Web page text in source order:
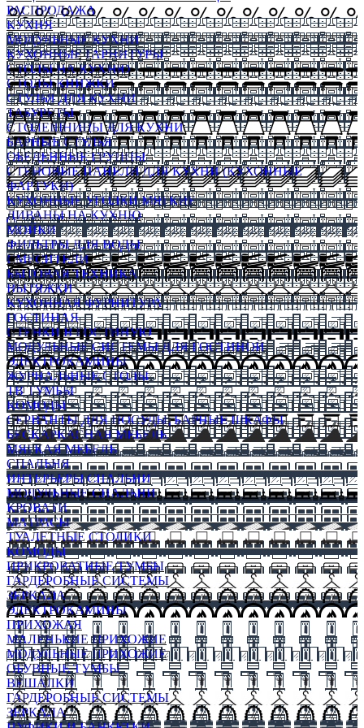
РАСПРОДАЖА
КУХНЯ
МОДУЛЬНЫЕ КУХНИ
КУХОННЫЕ ГАРНИТУРЫ
СТОЛЫ НА КУХНЮ
СТОЛЫ КНИЖКИ
СТУЛЬЯ ДЛЯ КУХНИ
ТАБУРЕТЫ
СТОЛЕШНИЦЫ ДЛЯ КУХНИ
БАРНЫЕ СТУЛЬЯ
ОБЕДЕННЫЕ ГРУППЫ
СТЕНОВЫЕ ПАНЕЛИ ДЛЯ КУХНИ (КУХОННЫЕ
ФАРТУКИ)
КУХОННЫЕ УГОЛКИ МЯГКИЕ
ДИВАНЫ НА КУХНЮ
МОЙКИ
ФИЛЬТРЫ ДЛЯ ВОДЫ
СМЕСИТЕЛИ
БЫТОВАЯ ТЕХНИКА
ВЫТЯЖКИ
КУХОННАЯ ФУРНИТУРА
ГОСТИНАЯ
СТЕНКИ В ГОСТИНУЮ
МОДУЛЬНЫЕ СИСТЕМЫ ДЛЯ ГОСТИНОЙ
ЭЛЕКТРОКАМИНЫ
ЖУРНАЛЬНЫЕ СТОЛЫ
ТВ ТУМБЫ
КОМОДЫ
СЕРВАНТЫ ДЛЯ ПОСУДЫ, БАРНЫЕ ШКАФЫ
БЕСКАРКАСНАЯ МЕБЕЛЬ
МЯГКАЯ МЕБЕЛЬ
СПАЛЬНЯ
ИНТЕРЬЕРЫ СПАЛЬНИ
МОДУЛЬНЫЕ СПАЛЬНИ
КРОВАТИ
МАТРАСЫ
ТУАЛЕТНЫЕ СТОЛИКИ
КОМОДЫ
ПРИКРОВАТНЫЕ ТУМБЫ
ГАРДЕРОБНЫЕ СИСТЕМЫ
ЗЕРКАЛА
ЭЛЕКТРОКАМИНЫ
ПРИХОЖАЯ
МАЛЕНЬКИЕ ПРИХОЖИЕ
МОДУЛЬНЫЕ ПРИХОЖИЕ
ОБУВНЫЕ ТУМБЫ
ВЕШАЛКИ
ГАРДЕРОБНЫЕ СИСТЕМЫ
ЗЕРКАЛА